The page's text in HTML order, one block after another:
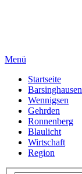
Menü
Startseite
Barsinghausen
Wennigsen
Gehrden
Ronnenberg
Blaulicht
Wirtschaft
Region